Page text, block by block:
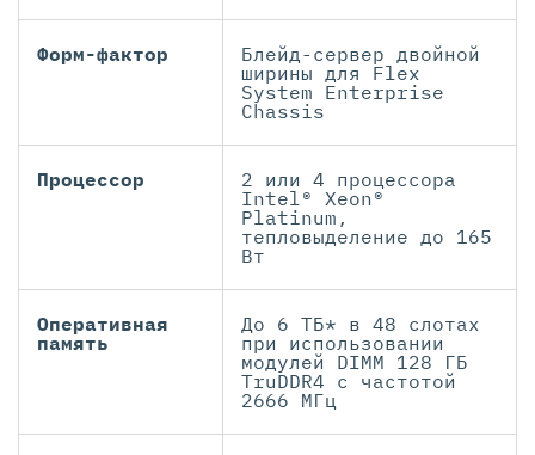
Форм-фактор
Блейд-сервер двойной
ширины для Flex
System Enterprise
Chassis
Процессор
2 или 4 процессора
Intel® Xeon®
Platinum,
тепловыделение до 165
Вт
Оперативная
память
До 6 ТБ* в 48 слотах
при использовании
модулей DIMM 128 ГБ
TruDDR4 с частотой
2666 МГц